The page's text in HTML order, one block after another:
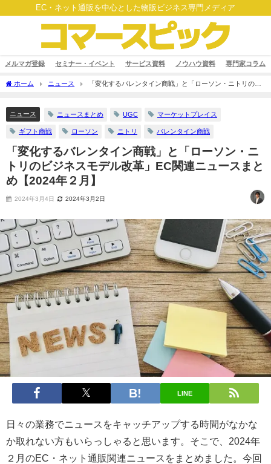
EC・ネット通販を中心とした物販ビジネス専門メディア
メルマガ登録 セミナー・イベント サービス資料 ノウハウ資料 専門家コラム
ホーム ニュース
「変化するバレンタイン商戦」と「ローソン・ニトリのビ
ニュース ニュースまとめ UGC マーケットプレイス
ギフト商戦 ローソン ニトリ バレンタイン商戦
「変化するバレンタイン商戦」と「ローソン・ニ
トリのビジネスモデル改革」EC関連ニュースまと
め【2024年２月】
2024年3月4日 2024年3月2日
LINE
日々の業務でニュースをキャッチアップする時間がなかな
か取れない方もいらっしゃると思います。そこで、2024年
２月のEC・ネット通販関連ニュースをまとめました。今回